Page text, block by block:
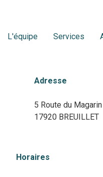
L'équipe Services
Adresse
5 Route du Magarin
17920 BREUILLET
Horaires